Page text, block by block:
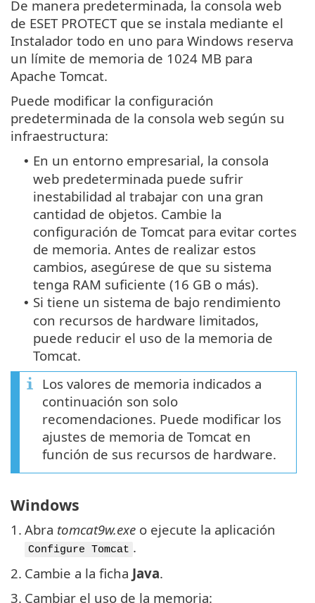
De manera predeterminada, la consola web
de ESET PROTECT que se instala mediante el
Instalador todo en uno para Windows reserva
un límite de memoria de 1024 MB para
Apache Tomcat.
Puede modificar la configuración
predeterminada de la consola web según su
infraestructura:
• En un entorno empresarial, la consola
web predeterminada puede sufrir
inestabilidad al trabajar con una gran
cantidad de objetos. Cambie la
configuración de Tomcat para evitar cortes
de memoria. Antes de realizar estos
cambios, asegúrese de que su sistema
tenga RAM suficiente (16 GB o más).
• Si tiene un sistema de bajo rendimiento
con recursos de hardware limitados,
puede reducir el uso de la memoria de
Tomcat.
Los valores de memoria indicados a
continuación son solo
recomendaciones. Puede modificar los
ajustes de memoria de Tomcat en
función de sus recursos de hardware.
Windows
1. Abra tomcat9w.exe o ejecute la aplicación
Configure Tomcat .
2. Cambie a la ficha Java.
3. Cambiar el uso de la memoria: